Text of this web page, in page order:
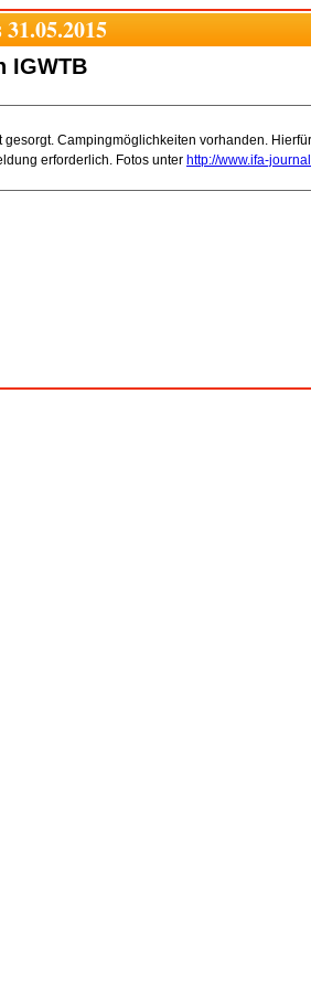
IGWTB
Campingmöglichkeiten vorhanden.
erforderlich. Fotos unter http://www.ifa-